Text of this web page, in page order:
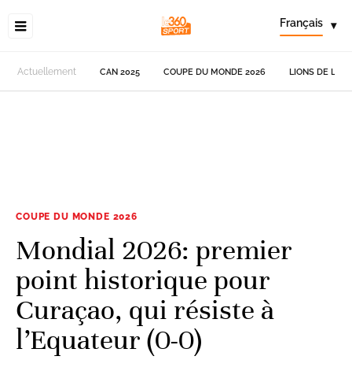
Français ▾
Actuellement CAN 2025 COUPE DU MONDE 2026 LIONS DE
COUPE DU MONDE 2026
Mondial 2026: premier
point historique pour
Curaçao, qui résiste à
l’Equateur (0-0)